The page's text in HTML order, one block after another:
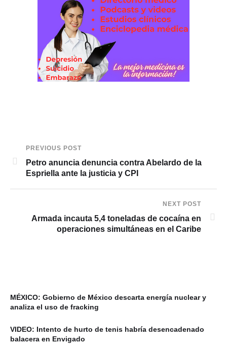
PREVIOUS POST
Petro anuncia denuncia contra Abelardo de la
Espriella ante la justicia y CPI
NEXT POST
Armada incauta 5,4 toneladas de cocaína en
operaciones simultáneas en el Caribe
MÉXICO: Gobierno de México descarta energía nuclear y
analiza el uso de fracking
VIDEO: Intento de hurto de tenis habría desencadenado
balacera en Envigado